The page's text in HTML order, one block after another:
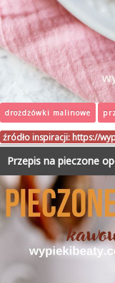
drożdżówki malinowe
źródło inspiracji: https://
Przepis na pieczone